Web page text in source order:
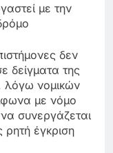
με την
δεν
δείγματα της
λόγω νομικών
με νόμο
συνεργάζεται
ρητή έγκριση